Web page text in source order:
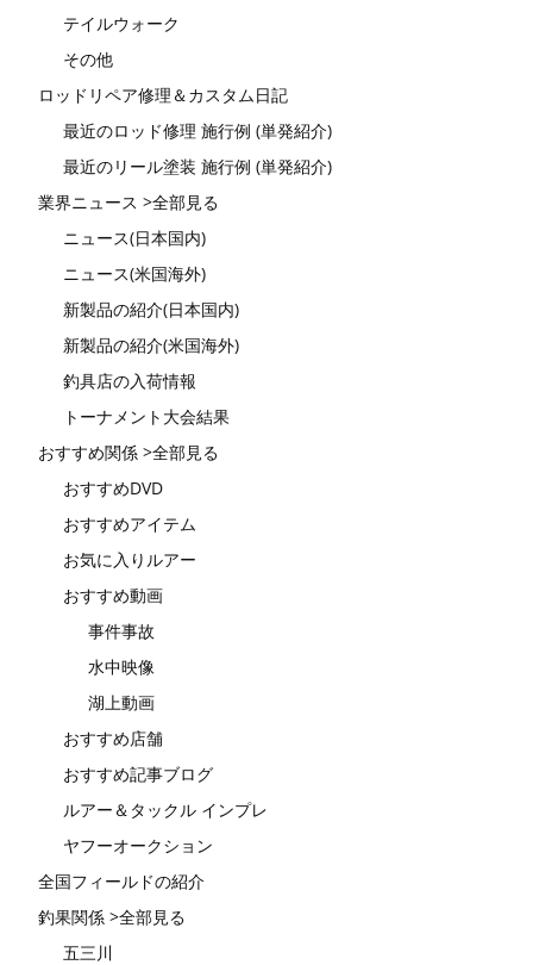
テイルウォーク
その他
ロッドリペア修理＆カスタム日記
最近のロッド修理 施行例 (単発紹介)
最近のリール塗装 施行例 (単発紹介)
業界ニュース >全部見る
ニュース(日本国内)
ニュース(米国海外)
新製品の紹介(日本国内)
新製品の紹介(米国海外)
釣具店の入荷情報
トーナメント大会結果
おすすめ関係 >全部見る
おすすめDVD
おすすめアイテム
お気に入りルアー
おすすめ動画
事件事故
水中映像
湖上動画
おすすめ店舗
おすすめ記事ブログ
ルアー＆タックル インプレ
ヤフーオークション
全国フィールドの紹介
釣果関係 >全部見る
五三川